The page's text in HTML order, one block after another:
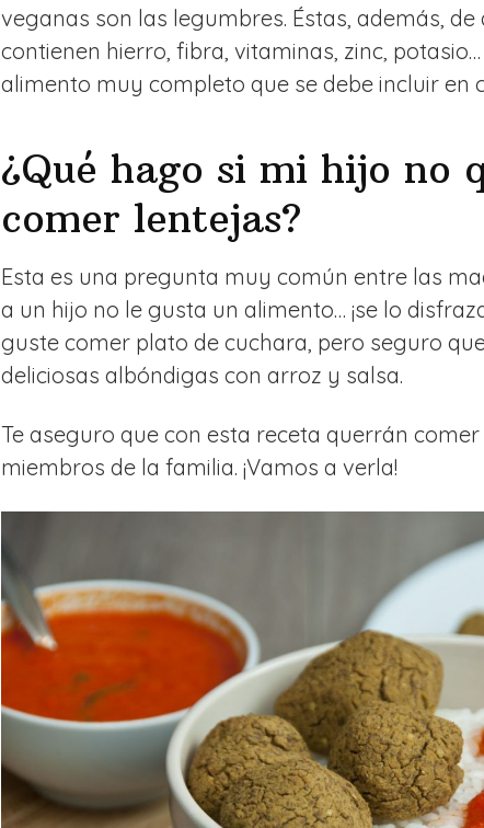
veganas son las legumbres. Éstas, además,
contienen hierro, fibra, vitaminas, zinc,
alimento muy completo que se debe incluir en
¿Qué hago si mi hijo no
comer lentejas?
Esta es una pregunta muy común entre las
a un hijo no le gusta un alimento… ¡se lo
guste comer plato de cuchara, pero seguro
deliciosas albóndigas con arroz y salsa.
Te aseguro que con esta receta querrán
miembros de la familia. ¡Vamos a verla!